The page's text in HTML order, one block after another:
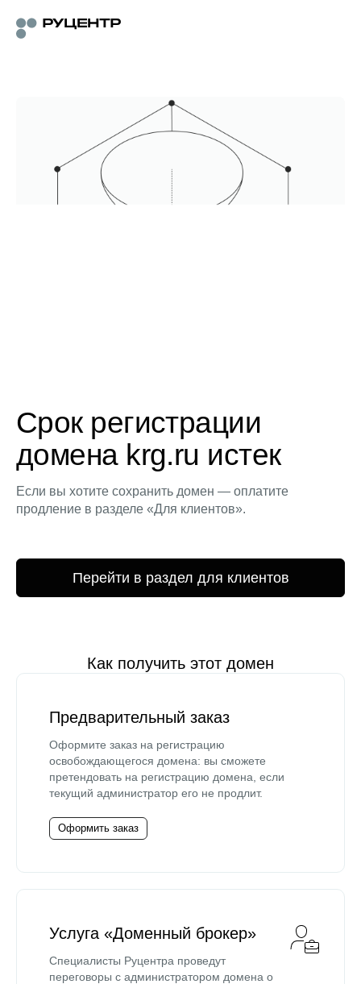
Срок регистрации
домена krg.ru истек
Если вы хотите сохранить домен — оплатите
продление в разделе «Для клиентов».
Перейти в раздел для клиентов
Как получить этот домен
Предварительный заказ
Оформите заказ на регистрацию
освобождающегося домена: вы сможете
претендовать на регистрацию домена, если
текущий администратор его не продлит.
Оформить заказ
Услуга «Доменный брокер»
Специалисты Руцентра проведут
переговоры с администратором домена о